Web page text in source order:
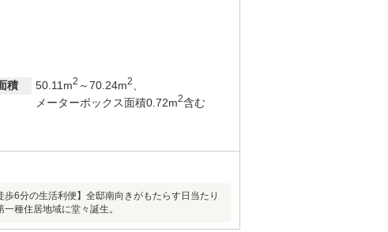
積 50.11m2 ～70.24m2
メーターボックス面積0.72m2含む
6分の生活利便】全邸南向きがもたらす日当たり
種住居地域に堂々誕生。